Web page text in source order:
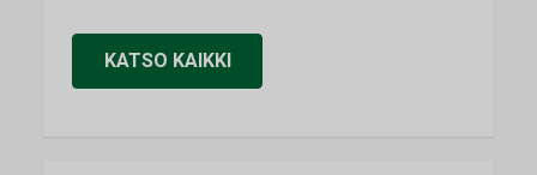
KATSO KAIKKI